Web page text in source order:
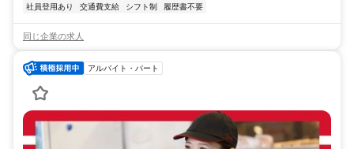
社員登用あり 交通費支給 シフト制 履歴書不要
同じ企業の求人
アルバイト・パート